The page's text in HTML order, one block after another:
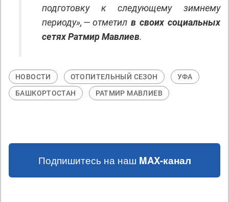
подготовку к следующему зимнему
периоду», — отметил в своих социальных
сетях Ратмир Мавлиев.
НОВОСТИ ОТОПИТЕЛЬНЫЙ СЕЗОН
УФА
БАШКОРТОСТАН
РАТМИР МАВЛИЕВ
Подпишитесь на наш MAX-канал